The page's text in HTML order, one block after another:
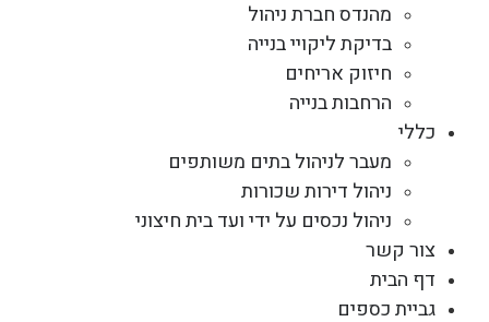
מהנדס חברת ניהול
בדיקת ליקויי בנייה
חיזוק אריחים
הרחבות בנייה
כללי
מעבר לניהול בתים משותפים
ניהול דירות שכורות
ניהול נכסים על ידי ועד בית חיצוני
צור קשר
דף הבית
גביית כספים